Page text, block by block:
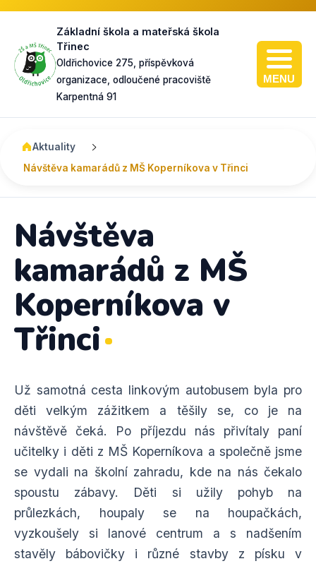
Základní škola a mateřská škola
Třinec
Oldřichovice 275, příspěvková
organizace, odloučené pracoviště
Karpentná 91
MENU
Aktuality
Návštěva kamarádů z MŠ Koperníkova v Třinci
Návštěva
kamarádů z MŠ
Koperníkova v
Třinci
Už samotná cesta linkovým autobusem byla pro
děti velkým zážitkem a těšily se, co je na
návštěvě čeká. Po příjezdu nás přivítaly paní
učitelky i děti z MŠ Koperníkova a společně jsme
se vydali na školní zahradu, kde na nás čekalo
spoustu zábavy. Děti si užily pohyb na
průlezkách, houpaly se na houpačkách,
vyzkoušely si lanové centrum a s nadšením
stavěly bábovičky i různé stavby z písku v